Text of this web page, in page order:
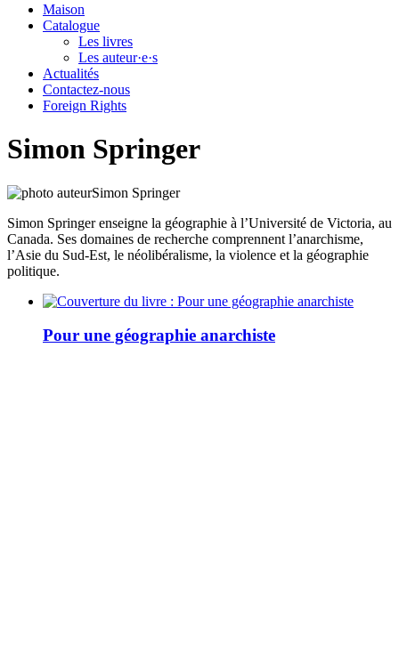
Maison
Catalogue
Les livres
Les auteur·e·s
Actualités
Contactez-nous
Foreign Rights
Simon Springer
Simon Springer enseigne la géographie à l’Université de Victoria, au
Canada. Ses domaines de recherche comprennent l’anarchisme,
l’Asie du Sud-Est, le néolibéralisme, la violence et la géographie
politique.
Pour une géographie anarchiste